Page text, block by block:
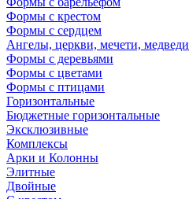
Формы с крестом
Формы с сердцем
Ангелы, церкви, мечети, медведи
Формы с деревьями
Формы с цветами
Формы с птицами
Горизонтальные
Бюджетные горизонтальные
Эксклюзивные
Комплексы
Арки и Колонны
Элитные
Двойные